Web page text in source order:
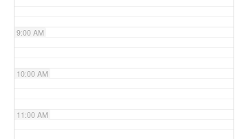
9:00 AM
10:00 AM
11:00 AM